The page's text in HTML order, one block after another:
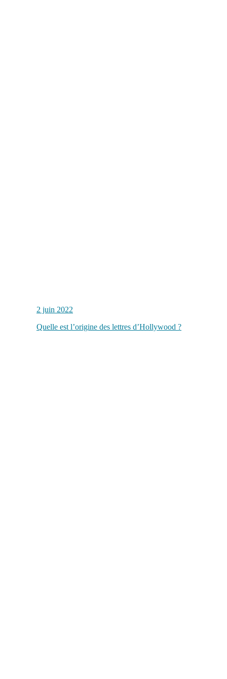
2 juin 2022
Quelle est l’origine des lettres d’Hollywood ?